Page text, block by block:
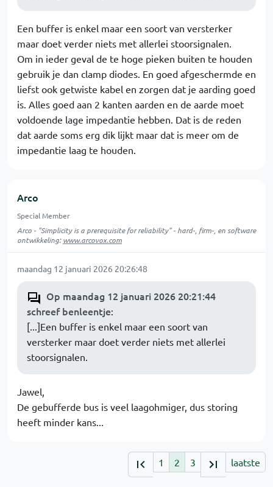
Een buffer is enkel maar een soort van versterker
maar doet verder niets met allerlei stoorsignalen.
Om in ieder geval de te hoge pieken buiten te houden
gebruik je dan clamp diodes. En goed afgeschermde en
liefst ook getwiste kabel en zorgen dat je aarding goed
is. Alles goed aan 2 kanten aarden en de aarde moet
voldoende lage impedantie hebben. Dat is de reden
dat aarde soms erg dik lijkt maar dat is meer om de
impedantie laag te houden.
Arco
Special Member
Arco - "Simplicity is a prerequisite for reliability" - hard-, firm-, en software
ontwikkeling:www.arcovox.com
maandag 12 januari 2026 20:26:48
Op maandag 12 januari 2026 20:21:44
schreef benleentje:
[...]Een buffer is enkel maar een soort van
versterker maar doet verder niets met allerlei
stoorsignalen.
Jawel,
De gebufferde bus is veel laagohmiger, dus storing
heeft minder kans...
1 2 3 laatste